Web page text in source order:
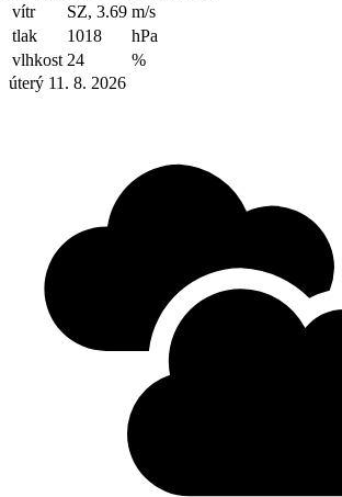
vítr
SZ, 3.69 m/s
tlak
1018
hPa
vlhkost 24
%
úterý 11. 8. 2026